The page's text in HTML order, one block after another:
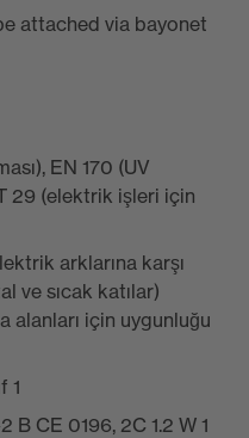
attached via bayonet
EN 170 (UV
29 (elektrik işleri için
arklarına karşı
ve sıcak katılar)
alanları için uygunluğu
1
B CE 0196, 2C 1.2 W 1